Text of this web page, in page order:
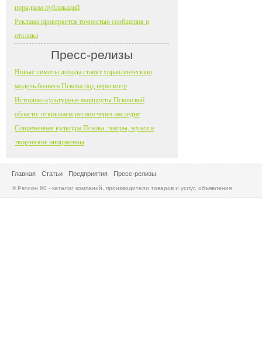
порядком публикаций
Реклама проверяется точностью сообщения и
отклика
Пресс-релизы
Новые лимиты дохода ставят управленческую
модель бизнеса Пскова под пересмотр
Историко-культурные маршруты Псковской
области: открываем регион через наследие
Современная культура Пскова: театры, музеи и
творческие инициативы
Главная Статьи Предприятия Пресс-релизы
© Регион 60 - каталог компаний, производители товаров и услуг, объявления